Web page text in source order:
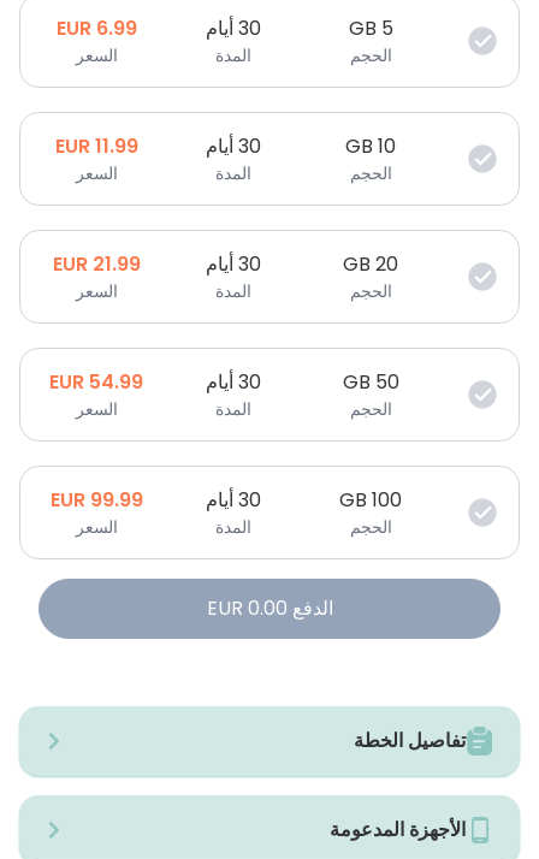
5
GB
الحجم
30 أيام
المدة
6.99
EUR
السعر
10
GB
الحجم
30 أيام
المدة
11.99
EUR
السعر
20
GB
الحجم
30 أيام
المدة
21.99
EUR
السعر
50
GB
الحجم
30 أيام
المدة
54.99
EUR
السعر
100
GB
الحجم
30 أيام
المدة
99.99
EUR
السعر
الدفع 0.00
EUR
تفاصيل الخطة
الأجهزة المدعومة